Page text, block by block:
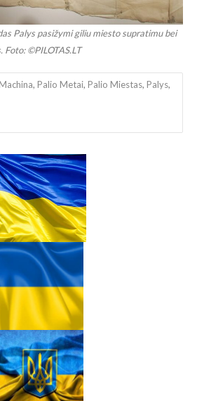
Palys pasižymi giliu miesto supratimu bei
©PILOTAS.LT
Machina, Palio Metai, Palio Miestas, Palys,